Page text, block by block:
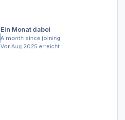
Ein Monat dabei
A month since joining
Vor Aug 2025 erreicht